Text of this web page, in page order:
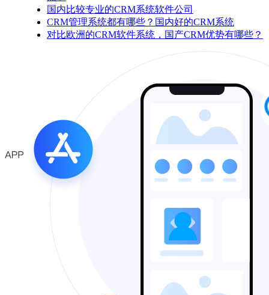
国内比较专业的CRM系统软件公司
CRM管理系统都有哪些？国内好的CRM系统
对比欧洲的CRM软件系统，国产CRM优势有哪些？